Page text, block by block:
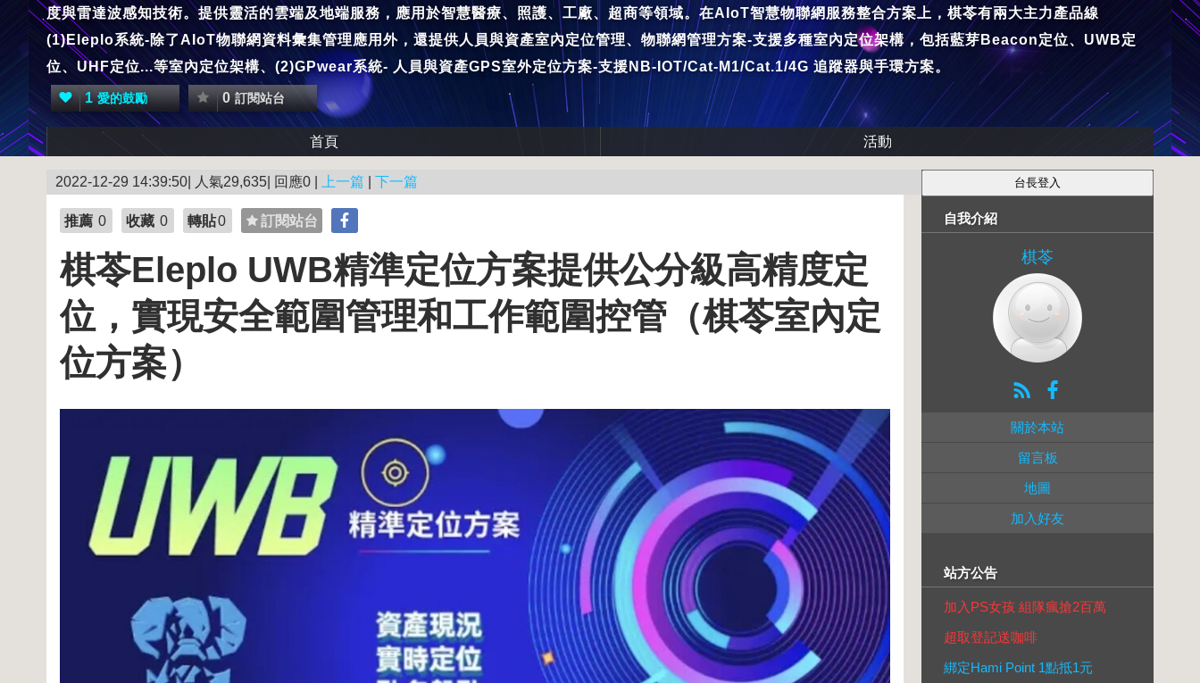
度與雷達波感知技術。提供靈活的雲端及地端服務，應用於智慧醫療、照護、工廠、超商等領域。在AIoT智慧物聯網服務整合方案上，棋苓有兩大主力產品線
(1)Eleplo系統-除了AIoT物聯網資料彙集管理應用外，還提供人員與資產室內定位管理、物聯網管理方案-支援多種室內定位架構，包括藍芽Beacon定位、UWB定
位、UHF定位...等室內定位架構、(2)GPwear系統- 人員與資產GPS室外定位方案-支援NB-IOT/Cat-M1/Cat.1/4G 追蹤器與手環方案。
1 愛的鼓勵 0 訂閱站台
首頁 活動
2022-12-29 14:39:50| 人氣29,635| 回應0 | 上一篇 下一篇
推薦 0 收藏 0 轉貼0 訂閱站台
棋苓Eleplo UWB精準定位方案提供公分級高精度定
位，實現安全範圍管理和工作範圍控管（棋苓室內定
位方案）
自我介紹
棋苓
關於本站
留言板
地圖
加入好友
站方公告
加入PS女孩 組隊瘋搶2百萬
超取登記送咖啡
綁定Hami Point 1點抵1元